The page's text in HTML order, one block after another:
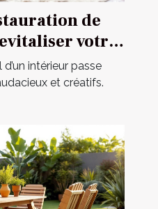
de
votre
intérieur passe
et créatifs.